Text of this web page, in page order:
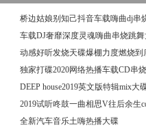
桥边姑娘别知己抖音车载嗨曲dj串
车载DJ奢靡深度灵魂嗨曲串烧跳
动感好听发烧天碟爆棚力度燃烧到
独家打碟2020网络热播车载CD串烧
DEEP house2019英文版特辑mix大
2019试听咚鼓一曲相思V往后余生
全新汽车音乐土嗨热播大碟